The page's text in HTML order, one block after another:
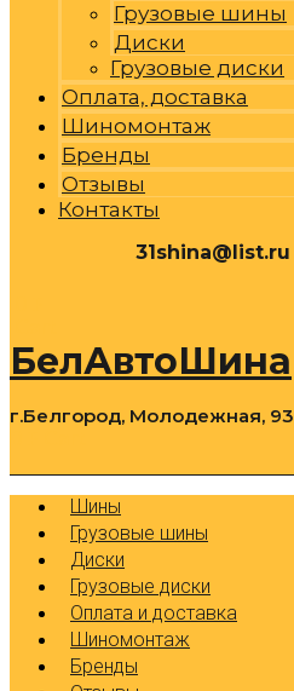
Грузовые шины
Диски
Грузовые диски
Оплата, доставка
Шиномонтаж
Бренды
Отзывы
Контакты
31shina@list.ru
БелАвтоШина
г.Белгород, Молодежная, 93
Шины
Грузовые шины
Диски
Грузовые диски
Оплата и доставка
Шиномонтаж
Бренды